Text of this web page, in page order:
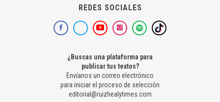
REDES SOCIALES
¿Buscas una plataforma para
publicar tus textos?
Envíanos un correo electrónico
para iniciar el proceso de selección
editorial@ruizhealytimes.com